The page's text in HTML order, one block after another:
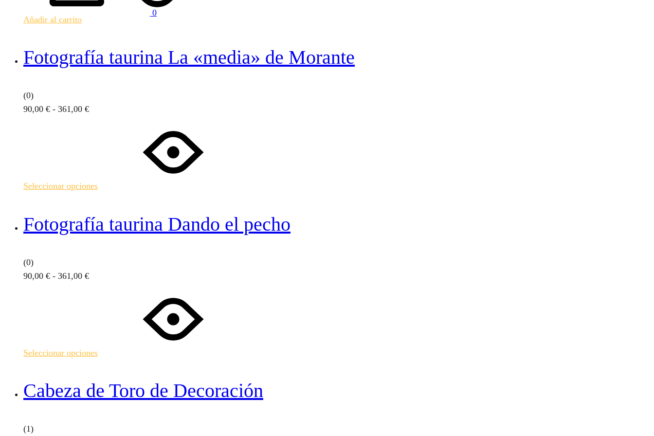
0
Añadir al carrito
Fotografía taurina La «media» de Morante
(0)
90,00 € - 361,00 €Rango
361,00 €
Seleccionar opciones
pueden
Fotografía taurina Dando el pecho
(0)
90,00 € - 361,00 €Rango
361,00 €
Seleccionar opciones
pueden
Cabeza de Toro de Decoración
(1)